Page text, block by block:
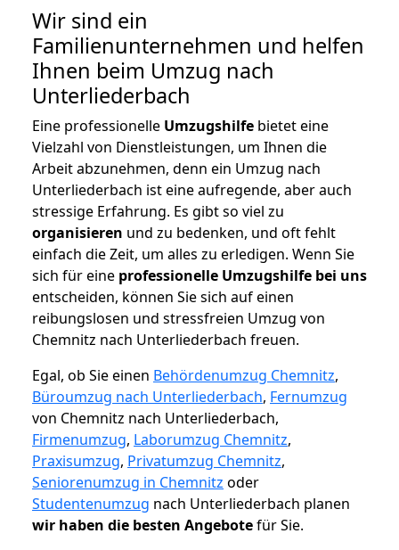
Wir sind ein
Familienunternehmen und helfen
Ihnen beim Umzug nach
Unterliederbach
Eine professionelle Umzugshilfe bietet eine
Vielzahl von Dienstleistungen, um Ihnen die
Arbeit abzunehmen, denn ein Umzug nach
Unterliederbach ist eine aufregende, aber auch
stressige Erfahrung. Es gibt so viel zu
organisieren und zu bedenken, und oft fehlt
einfach die Zeit, um alles zu erledigen. Wenn Sie
sich für eine professionelle Umzugshilfe bei uns
entscheiden, können Sie sich auf einen
reibungslosen und stressfreien Umzug von
Chemnitz nach Unterliederbach freuen.
Egal, ob Sie einen Behördenumzug Chemnitz,
Büroumzug nach Unterliederbach, Fernumzug
von Chemnitz nach Unterliederbach,
Firmenumzug, Laborumzug Chemnitz,
Praxisumzug, Privatumzug Chemnitz,
Seniorenumzug in Chemnitz oder
Studentenumzug nach Unterliederbach planen
wir haben die besten Angebotefür Sie.